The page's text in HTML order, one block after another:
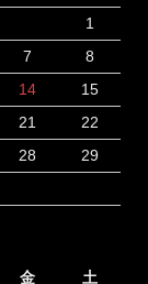
1
7
8
14
15
21
22
28
29
金
土